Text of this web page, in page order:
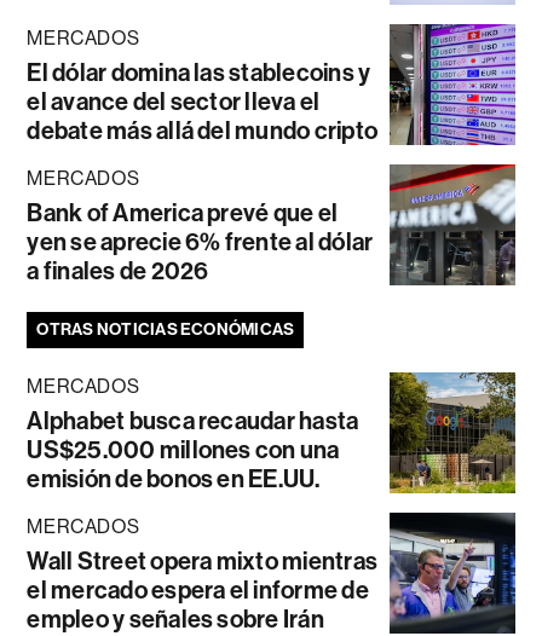
MERCADOS
El dólar domina las stablecoins y
el avance del sector lleva el
debate más allá del mundo cripto
MERCADOS
Bank of America prevé que el
yen se aprecie 6% frente al dólar
a finales de 2026
OTRAS NOTICIAS ECONÓMICAS
MERCADOS
Alphabet busca recaudar hasta
US$25.000 millones con una
emisión de bonos en EE.UU.
MERCADOS
Wall Street opera mixto mientras
el mercado espera el informe de
empleo y señales sobre Irán